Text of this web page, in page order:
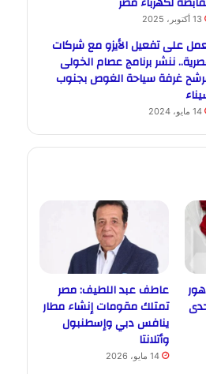
13 أكتوبر، 2025
على تفعيل الأيزو مع شركات
ننشر برنامج عصام الخولى
غرفة سياحة الغوص بجنوب
14 مايو، 2024
إحدى
عاطف عبد اللطيف: مصر
تمتلك مقومات إنشاء مطار
ينافس دبي وإسطنبول
وأتلانتا
14 مايو، 2026